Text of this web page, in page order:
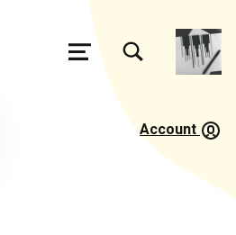
لغت
گویش
مئیوند
تغییر وضعیت جعبه مودال فرم جستجو
منو
Account